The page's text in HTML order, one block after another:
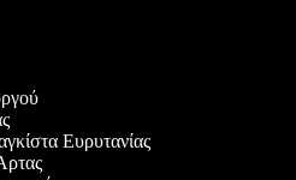
Ευρυτανίας